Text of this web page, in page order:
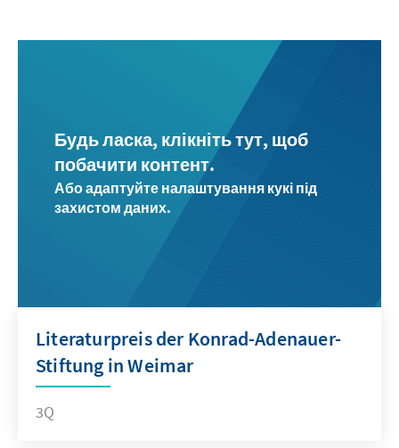
Будь ласка, клікніть тут, щоб
побачити контент.
Або адаптуйте налаштування кукі під
захистом даних.
Literaturpreis der Konrad-Adenauer-
Stiftung in Weimar
3Q